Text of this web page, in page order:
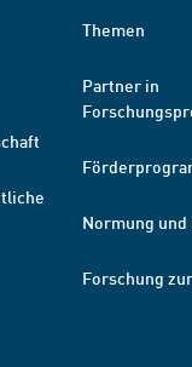
Themen
Partner in
Normung und
Forschung